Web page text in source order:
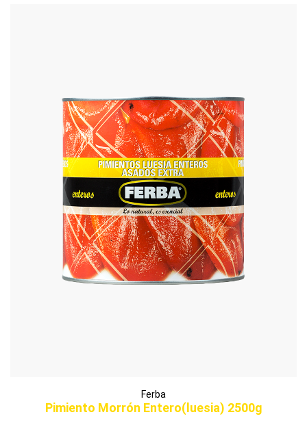
Ferba
Pimiento Morrón Entero(luesia) 2500g